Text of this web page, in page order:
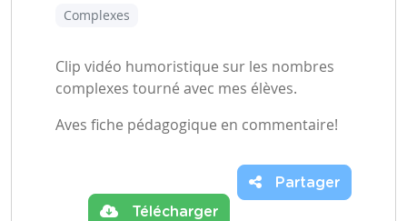
Complexes
Clip vidéo humoristique sur les nombres
complexes tourné avec mes élèves.
Aves fiche pédagogique en commentaire!
Télécharger
Partager